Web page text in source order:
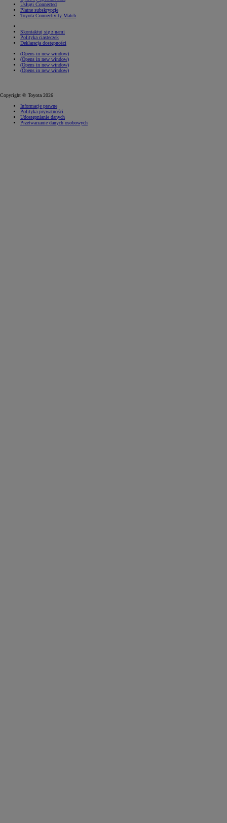
Usługi Connected
Płatne subskrypcje
Toyota Connectivity Match
Skontaktuj się z nami
Polityka ciasteczek
Deklaracja dostępności
(Opens in new window)
(Opens in new window)
(Opens in new window)
(Opens in new window)
Copyright © Toyota 2026
Informacje prawne
Polityka prywatności
Udostępnianie danych
Przetwarzanie danych osobowych